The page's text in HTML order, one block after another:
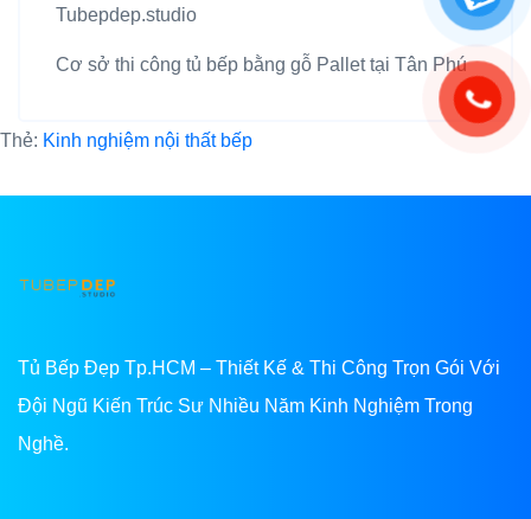
Tubepdep.studio
Cơ sở thi công tủ bếp bằng gỗ Pallet tại Tân Phú
Thẻ: Kinh nghiệm nội thất bếp
Tủ Bếp Đẹp Tp.HCM – Thiết Kế & Thi Công Trọn Gói Với
Đội Ngũ Kiến Trúc Sư Nhiều Năm Kinh Nghiệm Trong
Nghề.